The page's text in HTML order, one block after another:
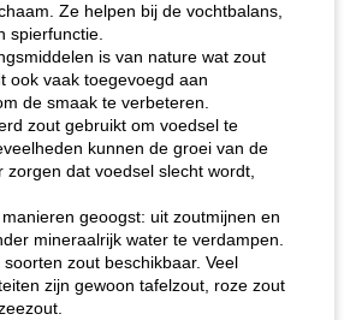
Ze helpen bij de vochtbalans,
spierfunctie.
is van nature wat zout
ook vaak toegevoegd aan
de smaak te verbeteren.
zout gebruikt om voedsel te
kunnen de groei van de
zorgen dat voedsel slecht wordt,
geoogst: uit zoutmijnen en
mineraalrijk water te verdampen.
zout beschikbaar. Veel
zijn gewoon tafelzout, roze zout